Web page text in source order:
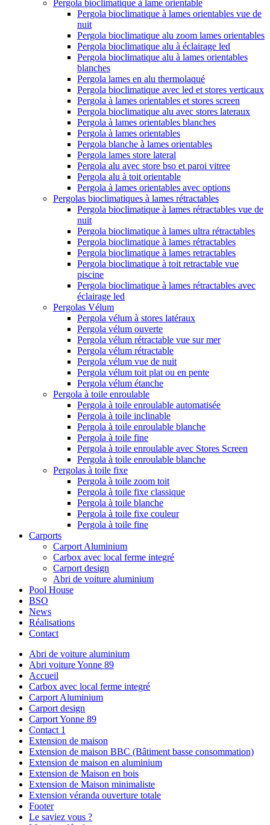
Pergola bioclimatique à lame orientable
Pergola bioclimatique à lames orientables vue de
nuit
Pergola bioclimatique alu zoom lames orientables
Pergola bioclimatique alu à éclairage led
Pergola bioclimatique alu à lames orientables
blanches
Pergola lames en alu thermolaqué
Pergola bioclimatique avec led et stores verticaux
Pergola à lames orientables et stores screen
Pergola bioclimatique alu avec stores lateraux
Pergola à lames orientables blanches
Pergola à lames orientables
Pergola blanche à lames orientables
Pergola lames store lateral
Pergola alu avec store bso et paroi vitree
Pergola alu à toit orientable
Pergola à lames orientables avec options
Pergolas bioclimatiques à lames rétractables
Pergola bioclimatique à lames rétractables vue de
nuit
Pergola bioclimatique à lames ultra rétractables
Pergola bioclimatique à lames rétractables
Pergola bioclimatique à lames retractables
Pergola bioclimatique à toit retractable vue
piscine
Pergola bioclimatique à lames rétractables avec
éclairage led
Pergolas Vélum
Pergola vélum à stores latéraux
Pergola vélum ouverte
Pergola vélum rétractable vue sur mer
Pergola vélum rétractable
Pergola vélum vue de nuit
Pergola vélum toit plat ou en pente
Pergola vélum étanche
Pergola à toile enroulable
Pergola à toile enroulable automatisée
Pergola à toile inclinable
Pergola à toile enroulable blanche
Pergola à toile fine
Pergola à toile enroulable avec Stores Screen
Pergola à toile enroulable blanche
Pergolas à toile fixe
Pergola à toile zoom toit
Pergola à toile fixe classique
Pergola à toile blanche
Pergola à toile fixe couleur
Pergola à toile fine
Carports
Carport Aluminium
Carbox avec local ferme integré
Carport design
Abri de voiture aluminium
Pool House
BSO
News
Réalisations
Contact
Abri de voiture aluminium
Abri voiture Yonne 89
Accueil
Carbox avec local ferme integré
Carport Aluminium
Carport design
Carport Yonne 89
Contact 1
Extension de maison
Extension de maison BBC (Bâtiment basse consommation)
Extension de maison en aluminium
Extension de Maison en bois
Extension de Maison minimaliste
Extension véranda ouverture totale
Footer
Le saviez vous ?